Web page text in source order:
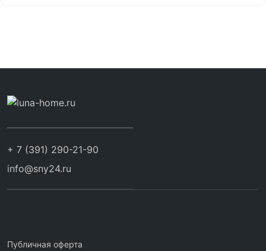
+ 7 (391) 290-21-90
info@sny24.ru
Публичная оферта